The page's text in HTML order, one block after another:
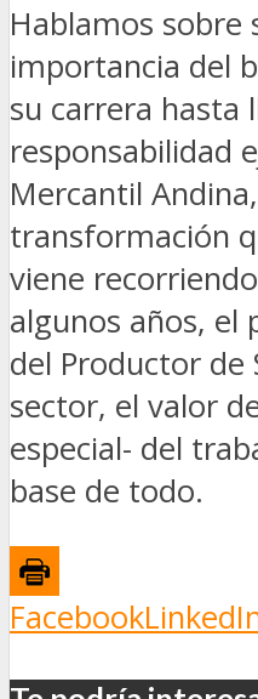
Hablamos sobre
importancia del
su carrera hasta
responsabilidad
Mercantil
transformación
viene
algunos años,
del Productor de
sector, el valor
especial- del
base de todo.
Facebook